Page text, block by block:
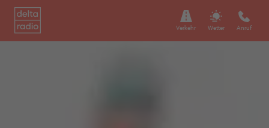
Verkehr Wetter Anruf